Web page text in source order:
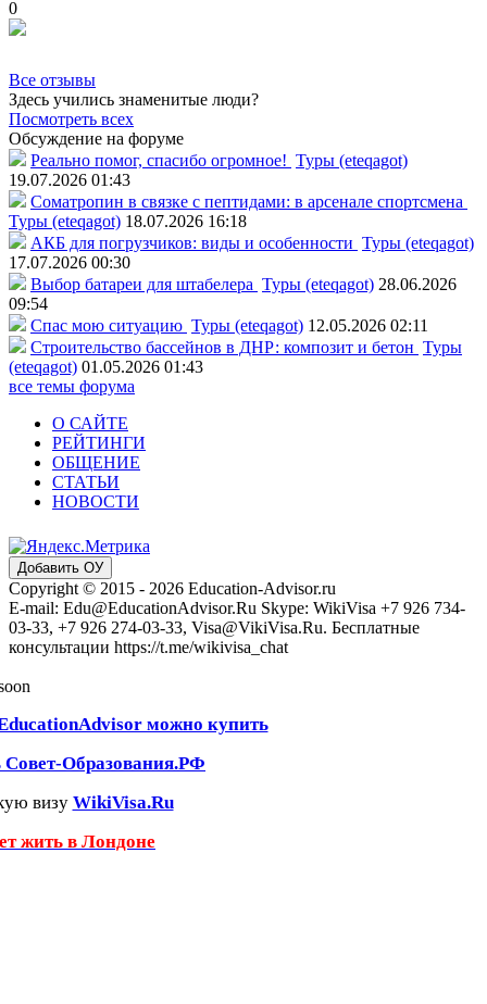
0
Все отзывы
Здесь учились знаменитые люди?
Посмотреть всех
Обсуждение на форуме
Реально помог, спасибо огромное! Туры (eteqagot)
19.07.2026 01:43
Соматропин в связке с пептидами: в арсенале спортсмена
Туры (eteqagot) 18.07.2026 16:18
АКБ для погрузчиков: виды и особенности Туры (eteqagot)
17.07.2026 00:30
Выбор батареи для штабелера Туры (eteqagot) 28.06.2026
09:54
Спас мою ситуацию Туры (eteqagot) 12.05.2026 02:11
Строительство бассейнов в ДНР: композит и бетон Туры
(eteqagot) 01.05.2026 01:43
все темы форума
О САЙТЕ
РЕЙТИНГИ
ОБЩЕНИЕ
СТАТЬИ
НОВОСТИ
Добавить ОУ
Copyright © 2015 - 2026 Education-Advisor.ru
E-mail: Edu@EducationAdvisor.Ru Skype: WikiVisa +7 926 734-
03-33, +7 926 274-03-33, Visa@VikiVisa.Ru. Бесплатные
консультации https://t.me/wikivisa_chat
можно купить
Совет-Образования.РФ
визу WikiVisa.Ru
жить в Лондоне